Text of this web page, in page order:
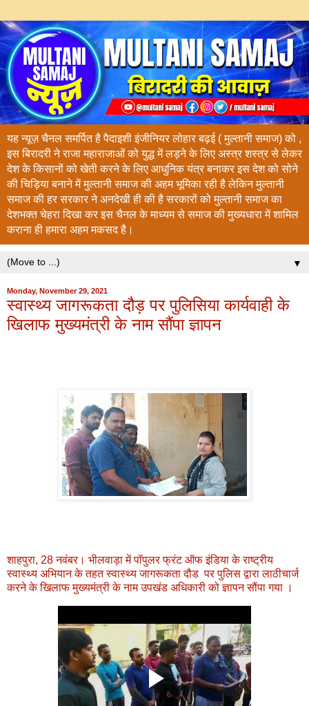
यह न्यूज़ चैनल समर्पित है पैदाइशी इंजीनियर लोहार बढ़ई ( मुल्तानी समाज) को ,
इस बिरादरी ने राजा महाराजाओं को युद्ध में लड़ने के लिए अस्त्र शस्त्र से लेकर
देश के किसानों को खेती करने के लिए आधुनिक यंत्र बनाकर इस देश को सोने
की चिड़िया बनाने में मुल्तानी समाज की अहम भूमिका रही है लेकिन मुल्तानी
समाज की हर सरकार ने अनदेखी ही की है सरकारों को मुल्तानी समाज का
देशभक्त चेहरा दिखा कर इस चैनल के माध्यम से समाज की मुख्यधारा में शामिल
कराना ही हमारा अहम मकसद है।
▼
Monday, November 29, 2021
स्वास्थ्य जागरूकता दौड़ पर पुलिसिया कार्यवाही के
खिलाफ मुख्यमंत्री के नाम सौंपा ज्ञापन
शाहपुरा, 28 नवंबर। भीलवाड़ा में पॉपुलर फ्रंट ऑफ इंडिया के राष्ट्रीय
स्वास्थ्य अभियान के तहत स्वास्थ्य जागरूकता दौड पर पुलिस द्वारा लाठीचार्ज
करने के खिलाफ मुख्यमंत्री के नाम उपखंड अधिकारी को ज्ञापन सौंपा गया ।